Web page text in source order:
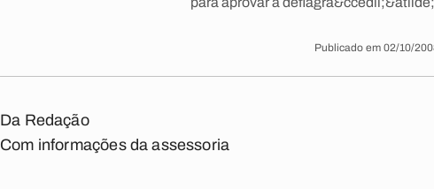
Publicado em 02/10/
Da Redação
Com informações da assessoria